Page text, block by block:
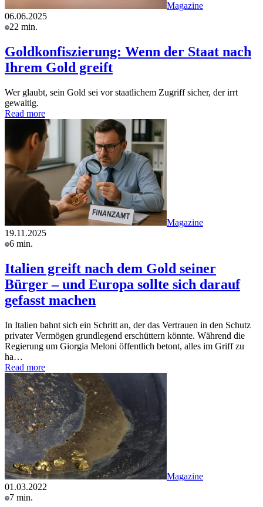
Magazine
06.06.2025
22 min.
Goldkonfiszierung: Wenn der Staat nach
Ihrem Gold greift
Wer glaubt, sein Gold sei vor staatlichem Zugriff sicher, der irrt
gewaltig.
Read more
Magazine
19.11.2025
6 min.
Italien greift nach dem Gold seiner
Bürger – und Europa sollte sich darauf
gefasst machen
In Italien bahnt sich ein Schritt an, der das Vertrauen in den Schutz
privater Vermögen grundlegend erschüttern könnte. Während die
Regierung um Giorgia Meloni öffentlich betont, alles im Griff zu
ha…
Read more
Magazine
01.03.2022
7 min.